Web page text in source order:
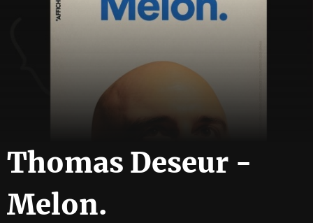
Thomas Deseur -
Melon.